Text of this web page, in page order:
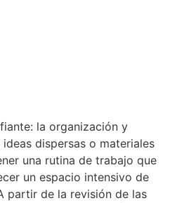
la organización y
dispersas o materiales
una rutina de trabajo que
un espacio intensivo de
partir de la revisión de las